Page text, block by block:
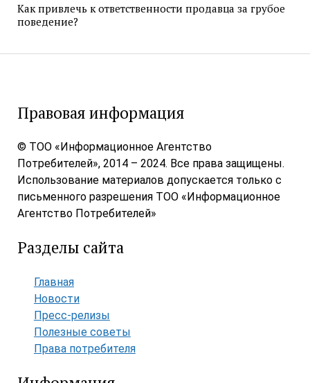
Как привлечь к ответственности продавца за грубое
поведение?
Правовая информация
© ТОО «Информационное Агентство
Потребителей», 2014 – 2024. Все права защищены.
Использование материалов допускается только с
письменного разрешения ТОО «Информационное
Агентство Потребителей»
Разделы сайта
Главная
Новости
Пресс-релизы
Полезные советы
Права потребителя